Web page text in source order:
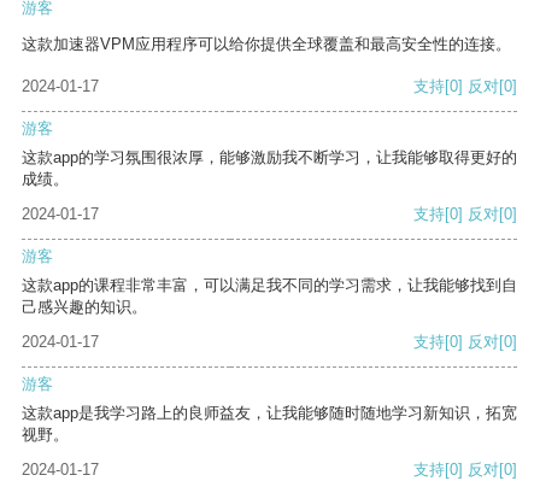
游客
这款加速器VPM应用程序可以给你提供全球覆盖和最高安全性的连接。
2024-01-17 支持[0] 反对[0]
游客
这款app的学习氛围很浓厚，能够激励我不断学习，让我能够取得更好的
成绩。
2024-01-17
支持[0] 反对[0]
游客
这款app的课程非常丰富，可以满足我不同的学习需求，让我能够找到自
己感兴趣的知识。
2024-01-17
支持[0] 反对[0]
游客
这款app是我学习路上的良师益友，让我能够随时随地学习新知识，拓宽
视野。
2024-01-17
支持[0] 反对[0]